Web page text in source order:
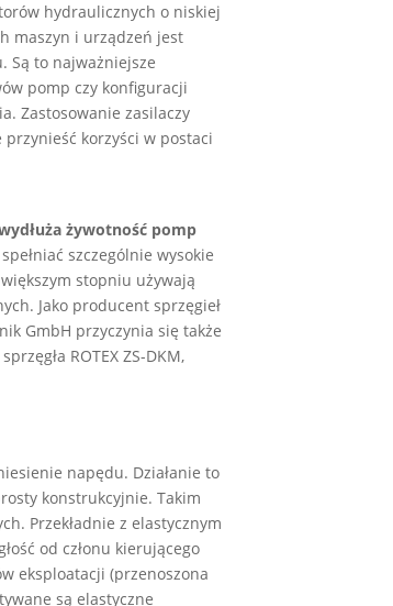
hydraulicznych o niskiej
maszyn i urządzeń jest
Są to najważniejsze
pomp czy konfiguracji
Zastosowanie zasilaczy
korzyści w postaci
żywotność pomp
szczególnie wysokie
stopniu używają
Jako producent sprzęgieł
GmbH przyczynia się także
ROTEX ZS-DKM,
napędu. Działanie to
konstrukcyjnie. Takim
Przekładnie z elastycznym
od członu kierującego
eksploatacji (przenoszona
są elastyczne